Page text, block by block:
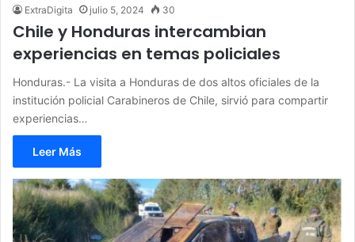
ExtraDigita julio 5, 2024 30
Chile y Honduras intercambian
experiencias en temas policiales
Honduras.- La visita a Honduras de dos altos oficiales de la
institución policial Carabineros de Chile, sirvió para compartir
experiencias…
Leer Más